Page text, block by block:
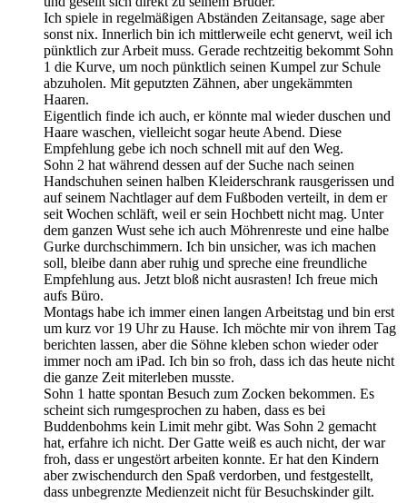
Ich spiele in regelmäßigen Abständen Zeitansage, sage aber
sonst nix. Innerlich bin ich mittlerweile echt genervt, weil ich
pünktlich zur Arbeit muss. Gerade rechtzeitig bekommt Sohn
1 die Kurve, um noch pünktlich seinen Kumpel zur Schule
abzuholen. Mit geputzten Zähnen, aber ungekämmten
Haaren.
Eigentlich finde ich auch, er könnte mal wieder duschen und
Haare waschen, vielleicht sogar heute Abend. Diese
Empfehlung gebe ich noch schnell mit auf den Weg.
Sohn 2 hat während dessen auf der Suche nach seinen
Handschuhen seinen halben Kleiderschrank rausgerissen und
auf seinem Nachtlager auf dem Fußboden verteilt, in dem er
seit Wochen schläft, weil er sein Hochbett nicht mag. Unter
dem ganzen Wust sehe ich auch Möhrenreste und eine halbe
Gurke durchschimmern. Ich bin unsicher, was ich machen
soll, bleibe dann aber ruhig und spreche eine freundliche
Empfehlung aus. Jetzt bloß nicht ausrasten! Ich freue mich
aufs Büro.
Montags habe ich immer einen langen Arbeitstag und bin erst
um kurz vor 19 Uhr zu Hause. Ich möchte mir von ihrem Tag
berichten lassen, aber die Söhne kleben schon wieder oder
immer noch am iPad. Ich bin so froh, dass ich das heute nicht
die ganze Zeit miterleben musste.
Sohn 1 hatte spontan Besuch zum Zocken bekommen. Es
scheint sich rumgesprochen zu haben, dass es bei
Buddenbohms kein Limit mehr gibt. Was Sohn 2 gemacht
hat, erfahre ich nicht. Der Gatte weiß es auch nicht, der war
froh, dass er ungestört arbeiten konnte. Er hat den Kindern
aber zwischendurch den Spaß verdorben, und festgestellt,
dass unbegrenzte Medienzeit nicht für Besuchskinder gilt.